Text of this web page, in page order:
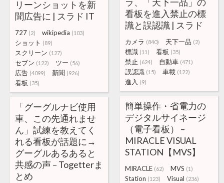
リーンショットを新
聞広告に | スラド IT
727 (2) wikipedia (103)
ショット (89)
スクリーン (127)
セブン (122) ツー (56)
広告 (4099) 新聞 (926)
看板 (35)
看板を進入禁止の標
識と誤認識 | スラド
カメラ (840) 天下一品 (2)
標識 (11) 看板 (35)
禁止 (624) 自動車 (471)
誤認識 (15) 車載 (122)
進入 (9)
簡単操作・省電力の
デジタルサイネージ
（電子看板） –
MIRACLE VISUAL
STATION【MVS】
MIRACLE (62) MVS (1)
Station (123) Visual (236)
「グーグルナビ使用
車、この先通れませ
ん」試練を教えてく
れる看板が話題に→
グーグルあるあると
共感の声 – Togetterま
とめ